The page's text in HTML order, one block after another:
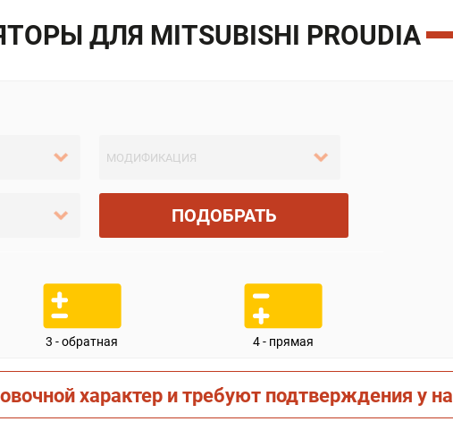
ДЛЯ MITSUBISHI PROUDIA
ПОДОБРАТЬ
3 - обратная 4 - прямая
характер и требуют подтверждения у